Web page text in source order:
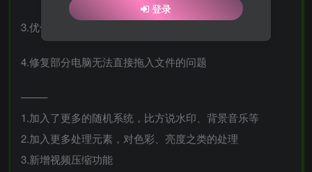
3.优化格式转换问题
4.修复部分电脑无法直接拖入文件的问题
——–
1.加入了更多的随机系统，比方说水印、背景音乐等
2.加入更多处理元素，对色彩、亮度之类的处理
3.新增视频压缩功能
登录